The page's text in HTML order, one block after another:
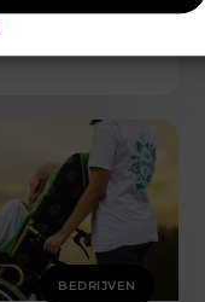
BEDRIJVEN